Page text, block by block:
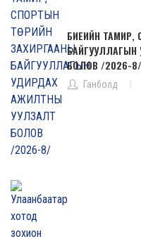
БИЕИЙН ТАМИР,
БОЛОВ /2026-8/
Ганболд